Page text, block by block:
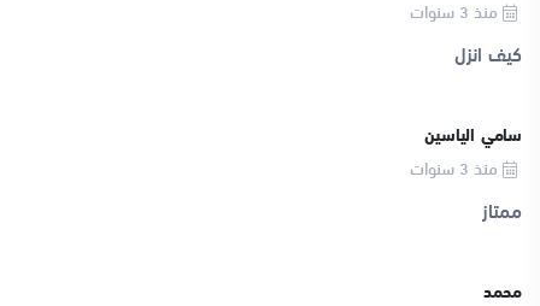
منذ 3 سنوات
كيف انزل
سامي الياسين
منذ 3 سنوات
ممتاز
محمد